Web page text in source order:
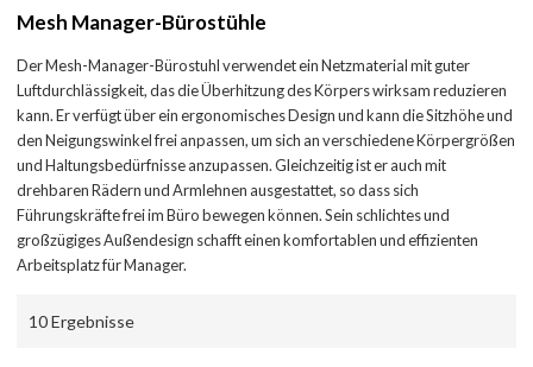
Mesh Manager-Bürostühle
Der Mesh-Manager-Bürostuhl verwendet ein Netzmaterial mit guter
Luftdurchlässigkeit, das die Überhitzung des Körpers wirksam reduzieren
kann. Er verfügt über ein ergonomisches Design und kann die Sitzhöhe und
den Neigungswinkel frei anpassen, um sich an verschiedene Körpergrößen
und Haltungsbedürfnisse anzupassen. Gleichzeitig ist er auch mit
drehbaren Rädern und Armlehnen ausgestattet, so dass sich
Führungskräfte frei im Büro bewegen können. Sein schlichtes und
großzügiges Außendesign schafft einen komfortablen und effizienten
Arbeitsplatz für Manager.
10 Ergebnisse